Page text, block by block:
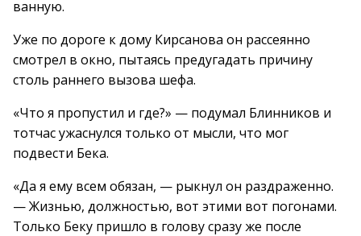
ванную.
Уже по дороге к дому Кирсанова он рассеянно
смотрел в окно, пытаясь предугадать причину
столь раннего вызова шефа.
«Что я пропустил и где?» — подумал Блинников и
тотчас ужаснулся только от мысли, что мог
подвести Бека.
«Да я ему всем обязан, — рыкнул он раздраженно.
— Жизнью, должностью, вот этими вот погонами.
Только Беку пришло в голову сразу же после